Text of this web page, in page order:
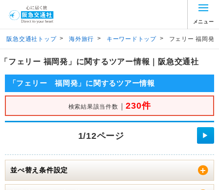
メニュー
阪急交通社トップ > 海外旅行 > キーワードトップ > フェリー 福岡発
「フェリー 福岡発」に関するツアー情報｜阪急交通社
「フェリー 福岡発」に関するツアー情報
検索結果該当件数 ｜230件
1/12ページ ▶
並べ替え条件設定